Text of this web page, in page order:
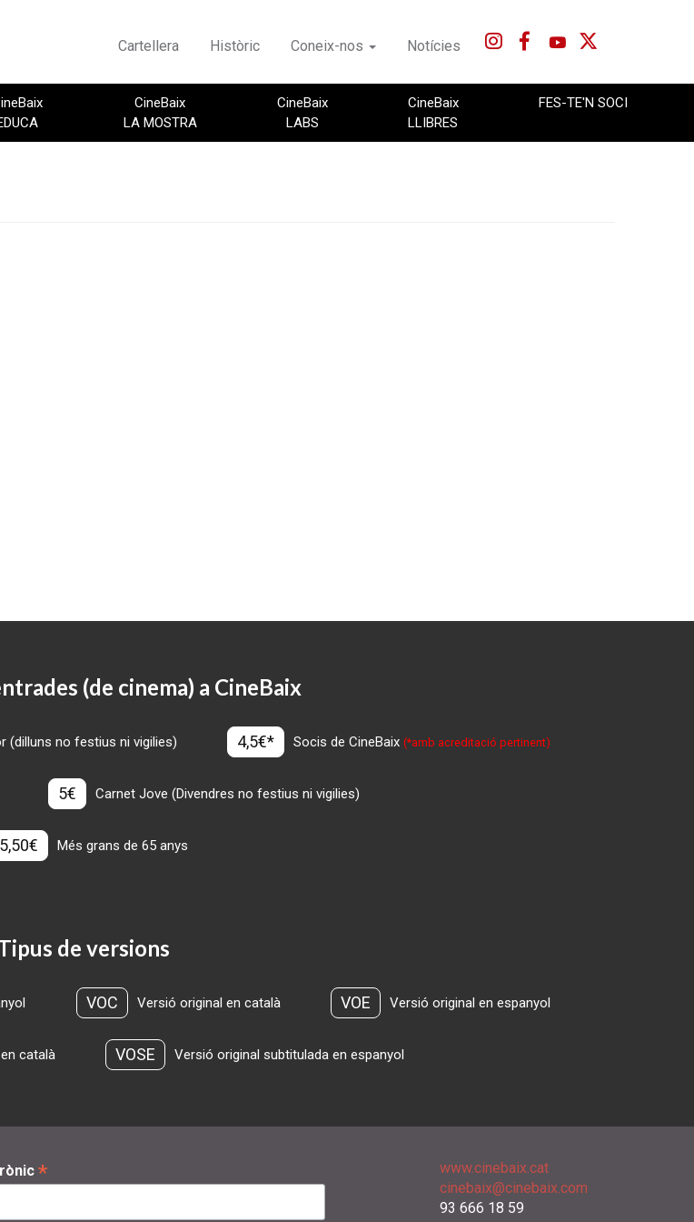
Cartellera Històric Coneix-nos Notícies
CineBaix
LA MOSTRA
CineBaix
LABS
CineBaix
LLIBRES
FES-TE'N SOCI
(de cinema) a CineBaix
(dilluns no festius ni vigilies) 4,5€* Socis de CineBaix(*amb acreditació pertinent)
5€ Carnet Jove (Divendres no festius ni vigilies)
5,50€ Més grans de 65 anys
de versions
VOC Versió original en català VOE Versió original en espanyol
català VOSE Versió original subtitulada en espanyol
*
www.cinebaix.cat
cinebaix@cinebaix.com
93 666 18 59